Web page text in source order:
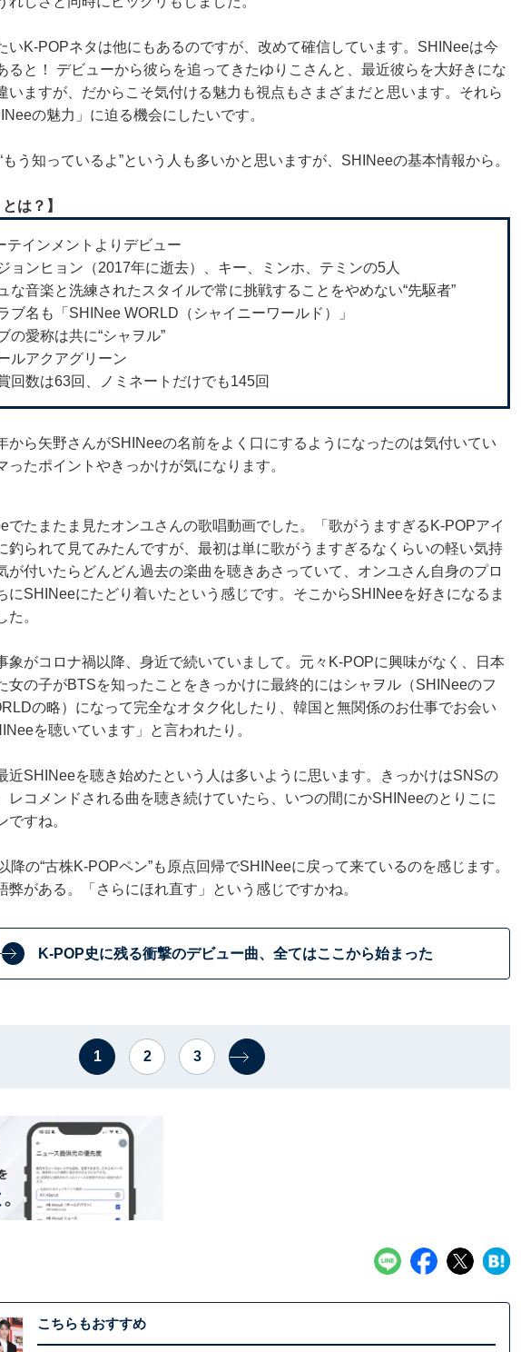
いK-POPネタは他にもあるのですが、改めて確信しています。SHINeeは今
ると！ デビューから彼らを追ってきたゆりこさんと、最近彼らを大好きにな
いますが、だからこそ気付ける魅力も視点もさまざまだと思います。それら
の魅力」に迫る機会にしたいです。
もう知っているよ”という人も多いかと思いますが、SHINeeの基本情報から。
は？】
テインメントよりデビュー
ョンヒョン（2017年に逝去）、キー、ミンホ、テミンの5人
な音楽と洗練されたスタイルで常に挑戦することをやめない“先駆者”
ブ名も「SHINee WORLD（シャイニーワールド）」
の愛称は共に“シャヲル”
ルアクアグリーン
回数は63回、ノミネートだけでも145回
から矢野さんがSHINeeの名前をよく口にするようになったのは気付いてい
ったポイントやきっかけが気になります。
でたまたま見たオンユさんの歌唱動画でした。「歌がうますぎるK-POPアイ
釣られて見てみたんですが、最初は単に歌がうますぎるなくらいの軽い気持
が付いたらどんどん過去の楽曲を聴きあさっていて、オンユさん自身のプロ
にSHINeeにたどり着いたという感じです。そこからSHINeeを好きになるま
。
象がコロナ禍以降、身近で続いていまして。元々K-POPに興味がなく、日本
女の子がBTSを知ったことをきっかけに最終的にはシャヲル（SHINeeのフ
の略）になって完全なオタク化したり、韓国と無関係のお仕事でお会い
を聴いています」と言われたり。
近SHINeeを聴き始めたという人は多いように思います。きっかけはSNSの
レコメンドされる曲を聴き続けていたら、いつの間にかSHINeeのとりこに
すね。
降の“古株K-POPペン”も原点回帰でSHINeeに戻って来ているのを感じます。
弊がある。「さらにほれ直す」という感じですかね。
K-POP史に残る衝撃のデビュー曲、全てはここから始まった
1 2 3
こちらもおすすめ